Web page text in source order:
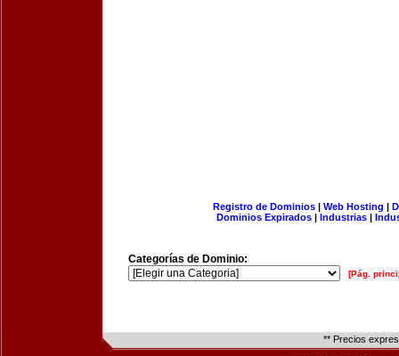
Registro de Dominios| Web Hosting |
Dominios Expirados | Industrias |
Categorías de Dominio:
[Pág.
** Precios